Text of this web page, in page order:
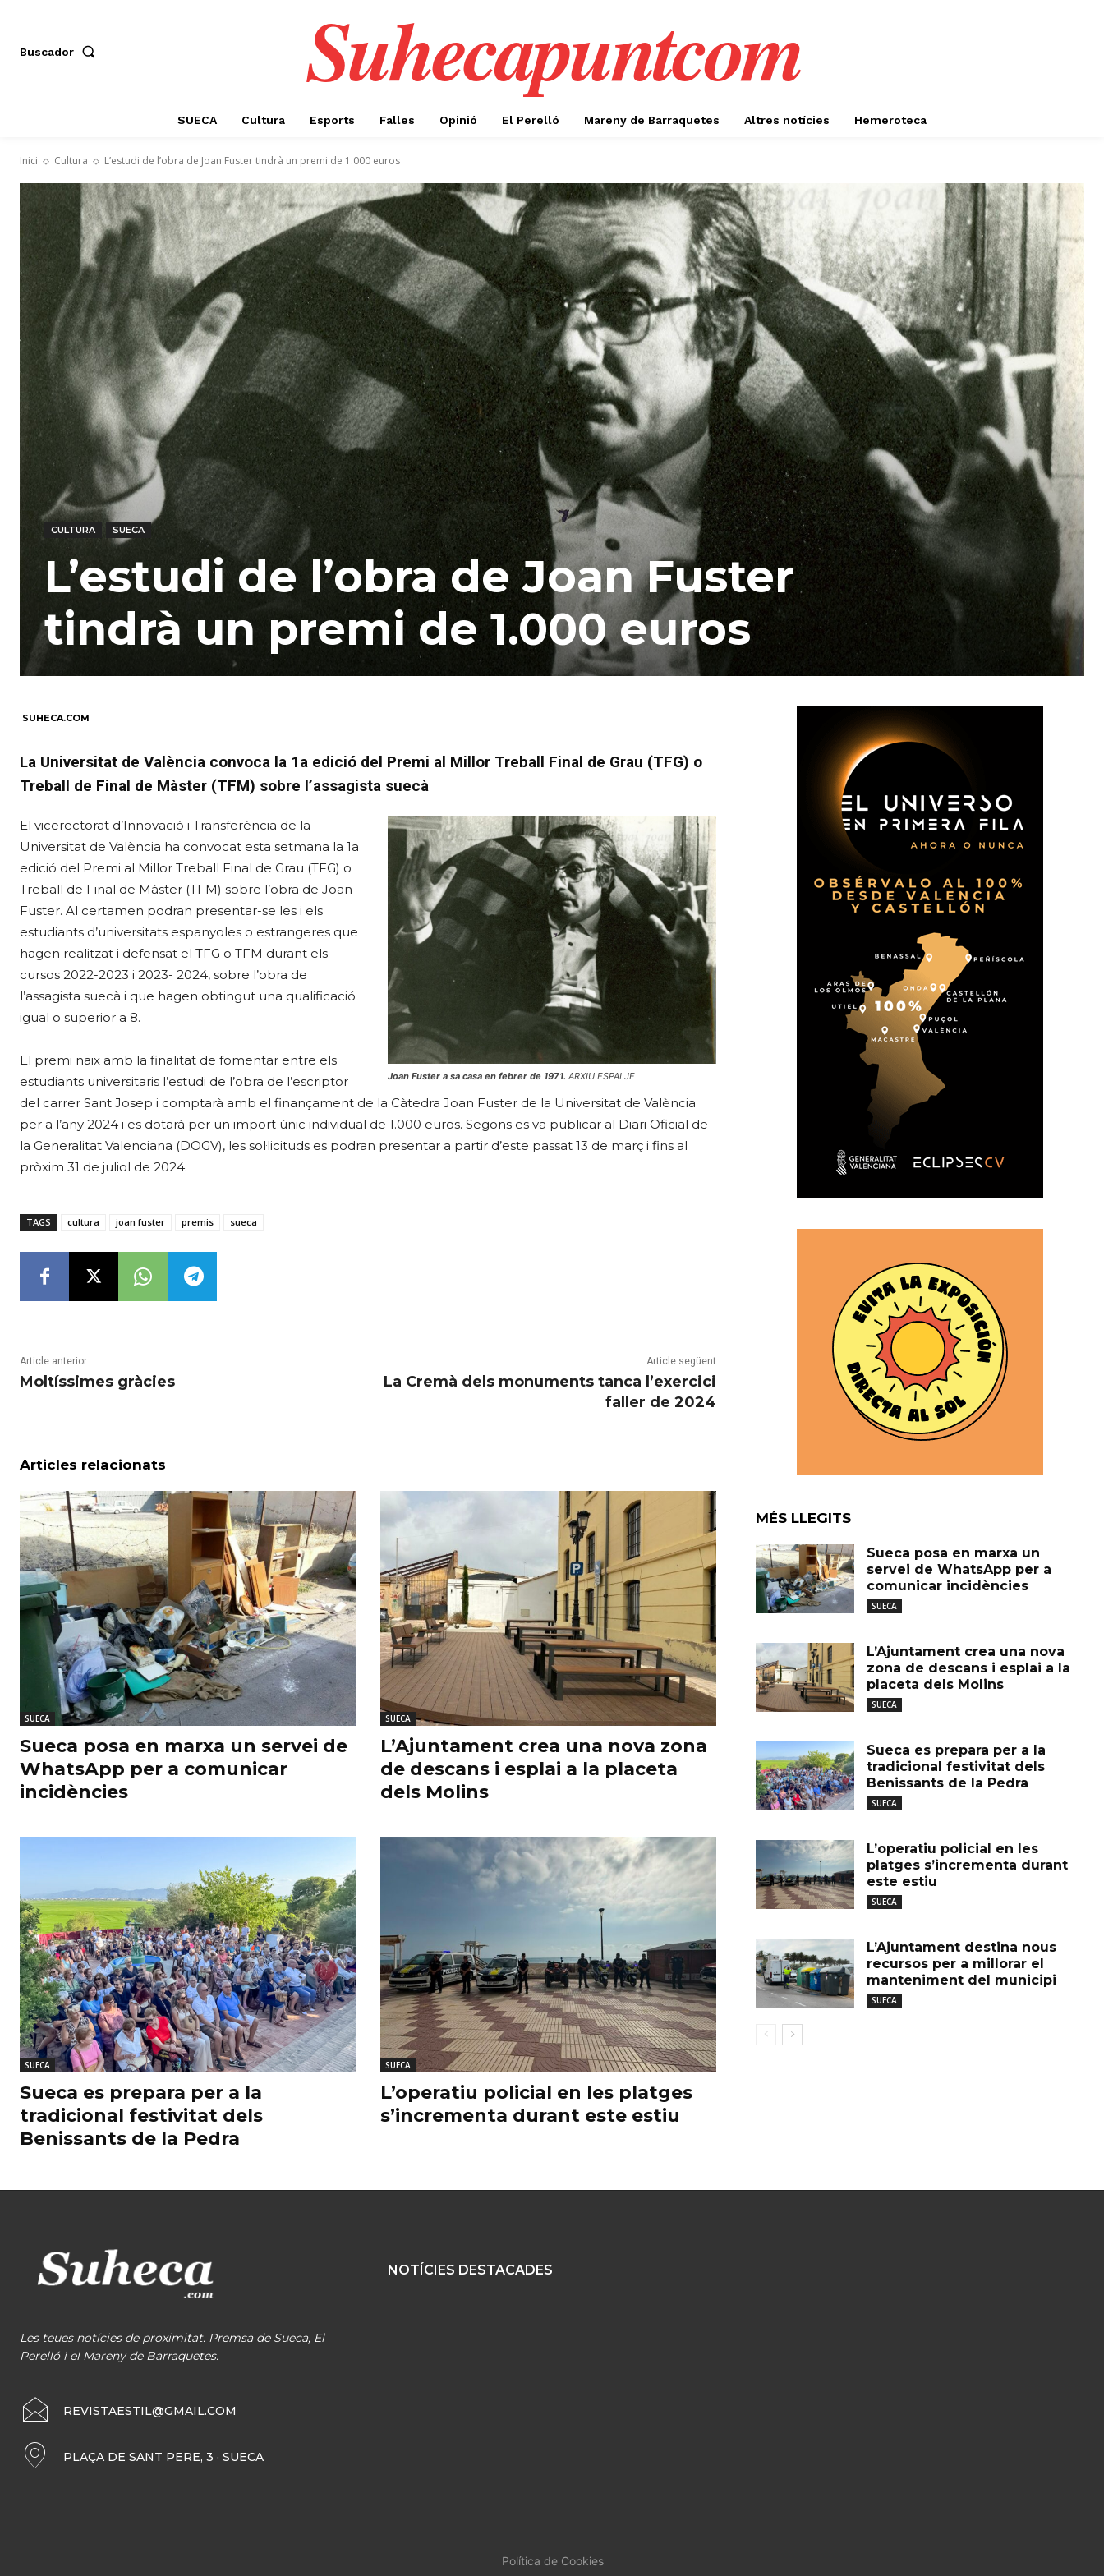
Buscador Suhecapuntcom
SUECA Cultura Esports Falles Opinió El Perelló Mareny de Barraquetes Altres notícies Hemeroteca
Inici Cultura L’estudi de l’obra de Joan Fuster tindrà un premi de 1.000 euros
CULTURA SUECA
L’estudi de l’obra de Joan Fuster
tindrà un premi de 1.000 euros
SUHECA.COM
La Universitat de València convoca la 1a edició del Premi al Millor Treball Final de Grau (TFG) o
Treball de Final de Màster (TFM) sobre l’assagista suecà
Joan Fuster a sa casa en febrer de 1971. ARXIU ESPAI JF
El vicerectorat d’Innovació i Transferència de la
Universitat de València ha convocat esta setmana la 1a
edició del Premi al Millor Treball Final de Grau (TFG) o
Treball de Final de Màster (TFM) sobre l’obra de Joan
Fuster. Al certamen podran presentar-se les i els
estudiants d’universitats espanyoles o estrangeres que
hagen realitzat i defensat el TFG o TFM durant els
cursos 2022-2023 i 2023- 2024, sobre l’obra de
l’assagista suecà i que hagen obtingut una qualificació
igual o superior a 8.
El premi naix amb la finalitat de fomentar entre els
estudiants universitaris l’estudi de l’obra de l’escriptor
del carrer Sant Josep i comptarà amb el finançament de la Càtedra Joan Fuster de la Universitat de València
per a l’any 2024 i es dotarà per un import únic individual de 1.000 euros. Segons es va publicar al Diari Oficial de
la Generalitat Valenciana (DOGV), les sol·licituds es podran presentar a partir d’este passat 13 de març i fins al
pròxim 31 de juliol de 2024.
TAGS cultura joan fuster premis sueca
Article anterior
Moltíssimes gràcies
Article següent
La Cremà dels monuments tanca l’exercici
faller de 2024
Articles relacionats
SUECA
Sueca posa en marxa un servei de
WhatsApp per a comunicar
incidències
SUECA
L’Ajuntament crea una nova zona
de descans i esplai a la placeta
dels Molins
SUECA
Sueca es prepara per a la
tradicional festivitat dels
Benissants de la Pedra
SUECA
L’operatiu policial en les platges
s’incrementa durant este estiu
MÉS LLEGITS
Sueca posa en marxa un
servei de WhatsApp per a
comunicar incidències
SUECA
L’Ajuntament crea una nova
zona de descans i esplai a la
placeta dels Molins
SUECA
Sueca es prepara per a la
tradicional festivitat dels
Benissants de la Pedra
SUECA
L’operatiu policial en les
platges s’incrementa durant
este estiu
SUECA
L’Ajuntament destina nous
recursos per a millorar el
manteniment del municipi
SUECA
Les teues notícies de proximitat. Premsa de Sueca, El
Perelló i el Mareny de Barraquetes.
REVISTAESTIL@GMAIL.COM
PLAÇA DE SANT PERE, 3 · SUECA
NOTÍCIES DESTACADES
Política de Cookies